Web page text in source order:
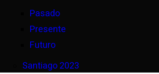
Pasado
Presente
Futuro
Santiago 2023